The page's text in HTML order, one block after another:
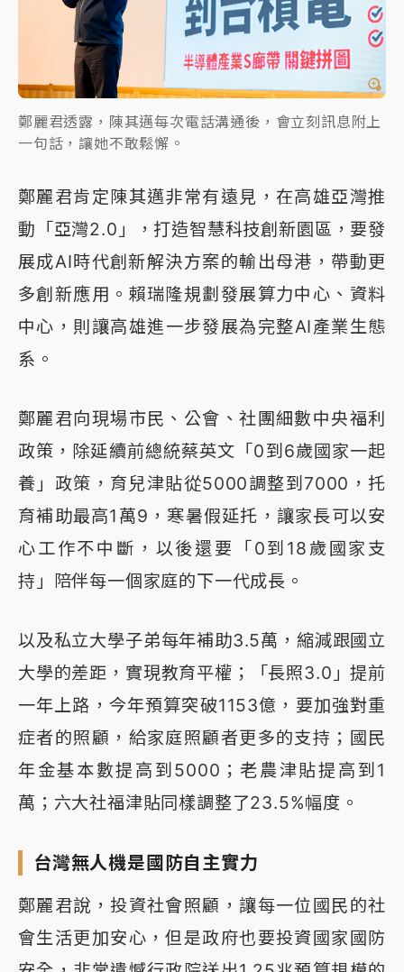
鄭麗君透露，陳其邁每次電話溝通後，會立刻訊息附上
一句話，讓她不敢鬆懈。
鄭麗君肯定陳其邁非常有遠見，在高雄亞灣推
動「亞灣2.0」，打造智慧科技創新園區，要發
展成AI時代創新解決方案的輸出母港，帶動更
多創新應用。賴瑞隆規劃發展算力中心、資料
中心，則讓高雄進一步發展為完整AI產業生態
系。
鄭麗君向現場市民、公會、社團細數中央福利
政策，除延續前總統蔡英文「0到6歲國家一起
養」政策，育兒津貼從5000調整到7000，托
育補助最高1萬9，寒暑假延托，讓家長可以安
心工作不中斷，以後還要「0到18歲國家支
持」陪伴每一個家庭的下一代成長。
以及私立大學子弟每年補助3.5萬，縮減跟國立
大學的差距，實現教育平權；「長照3.0」提前
一年上路，今年預算突破1153億，要加強對重
症者的照顧，給家庭照顧者更多的支持；國民
年金基本數提高到5000；老農津貼提高到1
萬；六大社福津貼同樣調整了23.5%幅度。
台灣無人機是國防自主實力
鄭麗君說，投資社會照顧，讓每一位國民的社
會生活更加安心，但是政府也要投資國家國防